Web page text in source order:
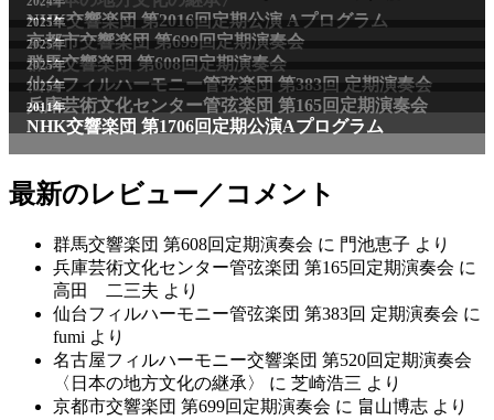
NHK交響楽団 第2016回定期公演 Aプログラム
2025年
京都市交響楽団 第699回定期演奏会
2025年
群馬交響楽団 第608回定期演奏会
2025年
仙台フィルハーモニー管弦楽団 第383回 定期演奏会
2025年
兵庫芸術文化センター管弦楽団 第165回定期演奏会
2011年
NHK交響楽団 第1706回定期公演Aプログラム
最新のレビュー／コメント
群馬交響楽団 第608回定期演奏会 に 門池恵子 より
兵庫芸術文化センター管弦楽団 第165回定期演奏会 に
高田 二三夫 より
仙台フィルハーモニー管弦楽団 第383回 定期演奏会 に
fumi より
名古屋フィルハーモニー交響楽団 第520回定期演奏会
〈日本の地方文化の継承〉
に 芝崎浩三 より
京都市交響楽団 第699回定期演奏会 に 畠山博志 より